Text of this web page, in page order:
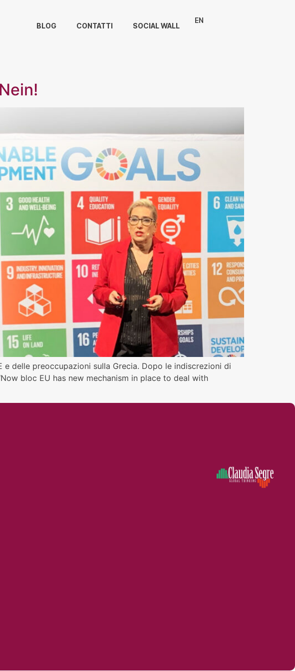
BLOG CONTATTI SOCIAL WALL
EN
e delle preoccupazioni sulla Grecia. Dopo le indiscrezioni di
bloc EU has new mechanism in place to deal with